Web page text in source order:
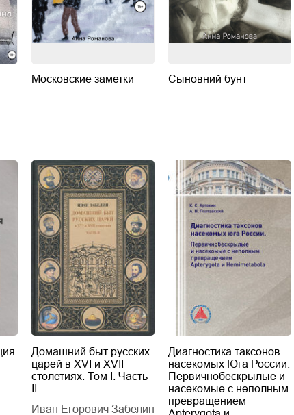
Московские заметки Сыновний бунт
Домашний быт русских
царей в XVI и XVII
столетиях. Том I. Часть
Иван Егорович Забелин
Диагностика таксонов
насекомых Юга России.
Первичнобескрылые и
насекомые с неполным
превращением